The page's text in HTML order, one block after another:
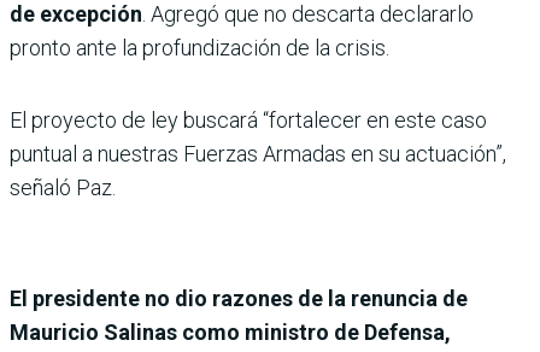
de excepción. Agregó que no descarta declararlo
pronto ante la profundización de la crisis.
El proyecto de ley buscará “fortalecer en este caso
puntual a nuestras Fuerzas Armadas en su actuación”,
señaló Paz.
El presidente no dio razones de la renuncia de
Mauricio Salinas como ministro de Defensa,